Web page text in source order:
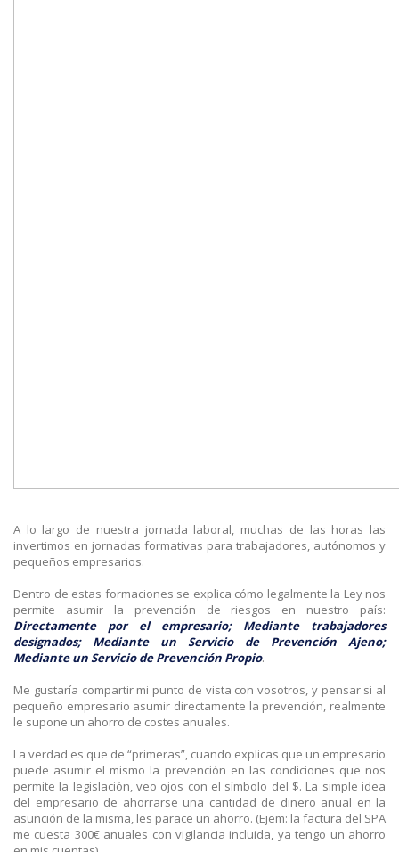
A lo largo de nuestra jornada laboral, muchas de las horas las
invertimos en jornadas formativas para trabajadores, autónomos y
pequeños empresarios.
Dentro de estas formaciones se explica cómo legalmente la Ley nos
permite asumir la prevención de riesgos en nuestro país:
Directamente por el empresario; Mediante trabajadores
designados; Mediante un Servicio de Prevención Ajeno;
Mediante un Servicio de Prevención Propio.
Me gustaría compartir mi punto de vista con vosotros, y pensar si al
pequeño empresario asumir directamente la prevención, realmente
le supone un ahorro de costes anuales.
La verdad es que de “primeras”, cuando explicas que un empresario
puede asumir el mismo la prevención en las condiciones que nos
permite la legislación, veo ojos con el símbolo del $. La simple idea
del empresario de ahorrarse una cantidad de dinero anual en la
asunción de la misma, les parace un ahorro. (Ejem: la factura del SPA
me cuesta 300€ anuales con vigilancia incluida, ya tengo un ahorro